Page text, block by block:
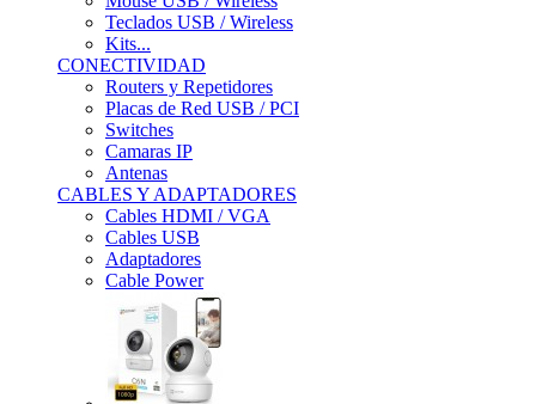
Teclados USB / Wireless
Kits...
CONECTIVIDAD
Routers y Repetidores
Placas de Red USB / PCI
Switches
Camaras IP
Antenas
CABLES Y ADAPTADORES
Cables HDMI / VGA
Cables USB
Adaptadores
Cable Power